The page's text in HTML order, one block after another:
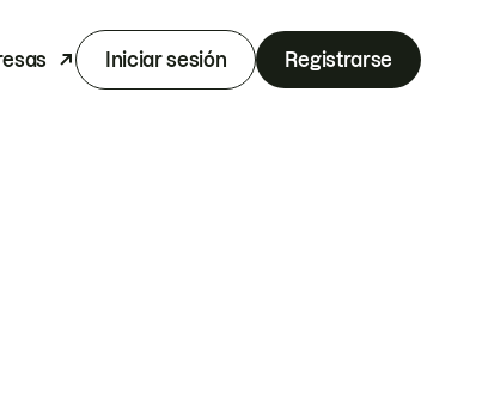
Iniciar sesión Registrarse